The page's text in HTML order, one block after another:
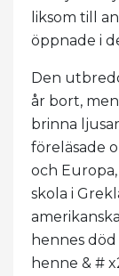
liksom till
öppnade i
Den
år bort,
brinna
föreläsade
och
skola i
hennes
henne & #